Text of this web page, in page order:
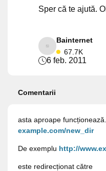
Sper că te ajută.
Bainternet
67.7K
6 feb. 2011
Comentarii
asta aproape
example.com/new_dir
De exemplu http://
este redirecționat către